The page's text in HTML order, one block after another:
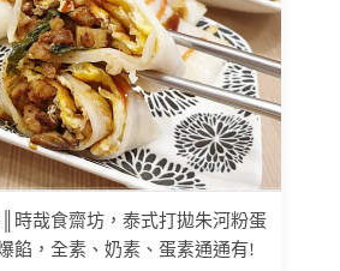
時哉食齋坊，泰式打拋朱河粉蛋
餡，全素、奶素、蛋素通通有!